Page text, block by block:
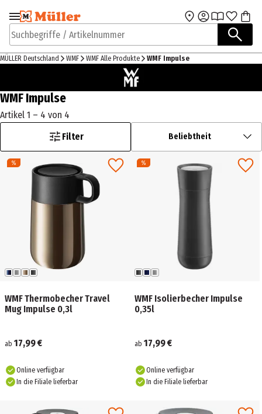
Zur Navigation
springen
Zum Hauptinhalt
Suchbegriffe / Artikelnummer
MÜLLER Deutschland WMF WMF Alle Produkte WMF Impulse
WMF Impulse
Artikel 1 – 4 von 4
Filter
Beliebtheit
WMF Thermobecher Travel
Mug Impulse 0,3l
ab 17,99 €
Online verfügbar
In die Filiale lieferbar
WMF Isolierbecher Impulse
0,35l
ab 17,99 €
Online verfügbar
In die Filiale lieferbar